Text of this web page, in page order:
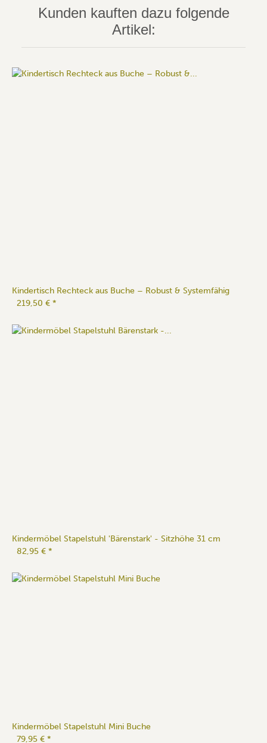
Kunden kauften dazu folgende
Artikel:
Kindertisch Rechteck aus Buche – Robust & Systemfähig
219,50 € *
Kindermöbel Stapelstuhl 'Bärenstark' - Sitzhöhe 31 cm
82,95 € *
Kindermöbel Stapelstuhl Mini Buche
79,95 € *